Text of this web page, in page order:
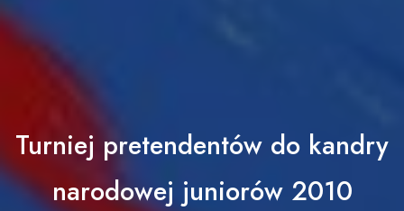
Turniej pretendentów do kandry
narodowej juniorów 2010